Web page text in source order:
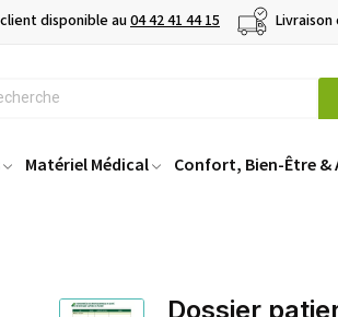
disponible au04 42 41 44 15
Matériel Médical Confort, Bien-Être
Dossier